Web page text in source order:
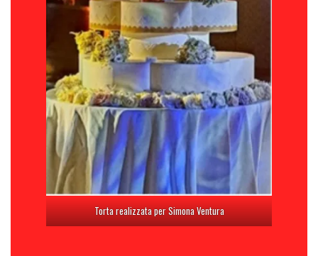
Torta realizzata per Simona Ventura